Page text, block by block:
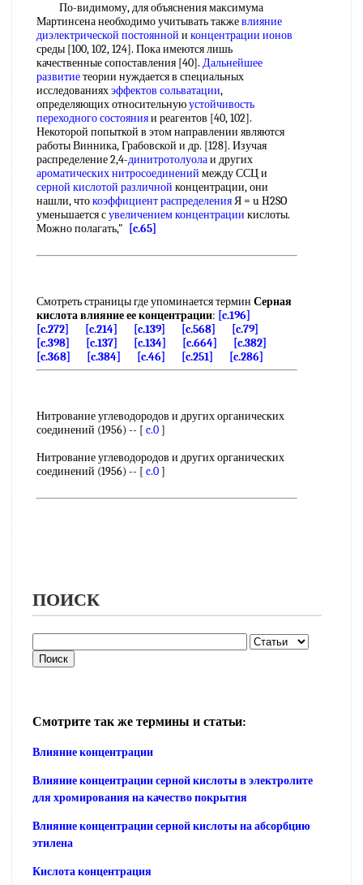
По-видимому, для объяснения максимума
Мартинсена необходимо учитывать такжевлияние
диэлектрической постоянной и концентрации ионов
среды [100, 102, 124]. Пока имеются лишь
качественные сопоставления [40]. Дальнейшее
развитиетеории нуждается в специальных
исследованияхэффектов сольватации,
определяющих относительнуюустойчивость
переходного состоянияи реагентов [40, 102].
Некоторой попыткой в этом направлении являются
работы Винника, Грабовской и др. [128]. Изучая
распределение 2,4-динитротолуолаи других
ароматических нитросоединений между ССЦ и
серной кислотой различной концентрации, они
нашли, чтокоэффициент распределенияЯ = u H2SO
уменьшается сувеличением концентрации кислоты.
Можно полагать,"
[c.65]
Смотреть страницы где упоминается термин Серная
кислота влияние ее концентрации: [c.196]
[c.272]
[c.214] [c.139] [c.568]
[c.79]
[c.398]
[c.137] [c.134] [c.664]
[c.382]
[c.368]
[c.384] [c.46] [c.251] [c.286]
Нитрование углеводородов и других органических
соединений (1956) -- [ c.0]
Нитрование углеводородов и других органических
соединений (1956) -- [ c.0]
ПОИСК
Смотрите так же термины и статьи:
Влияние концентрации
Влияние концентрации серной кислоты в электролите
для хромирования на качество покрытия
Влияние концентрации серной кислоты на абсорбцию
этилена
Кислота концентрация